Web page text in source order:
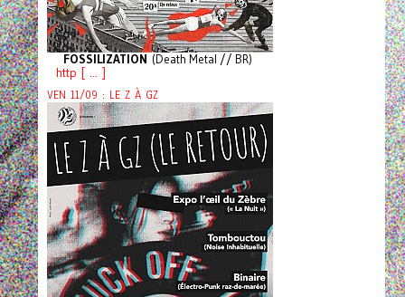
FOSSILIZATION (Death Metal // BR)
http [ ... ]
VEN 11/09 : LE Z À GZ